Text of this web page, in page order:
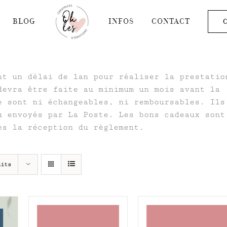
BLOG INFOS CONTACT
un délai de 1an pour réaliser la
être faite au minimum un mois avant la
sont ni échangeables, ni remboursables. Ils
par La Poste. Les bons cadeaux sont
la réception du règlement.